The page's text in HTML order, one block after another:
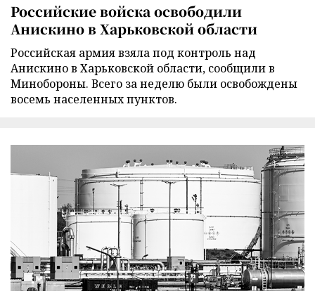
Российские войска освободили
Анискино в Харьковской области
Российская армия взяла под контроль над
Анискино в Харьковской области, сообщили в
Минобороны. Всего за неделю были освобождены
восемь населенных пунктов.